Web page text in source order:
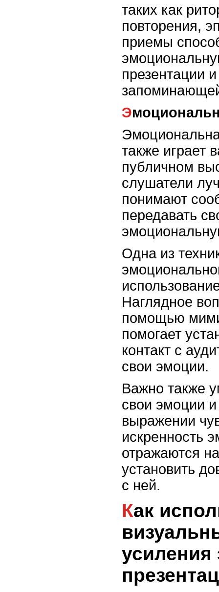
таких как
повторения,
приемы
презентации
также играет
публичном
слушатели
понимают
передавать
Одна из
Наглядное
помощью
помогает
контакт с
свои эмоции.
Важно также
свои эмоции
выражении
искренность
отражаются
установить
с ней.
Как использовать